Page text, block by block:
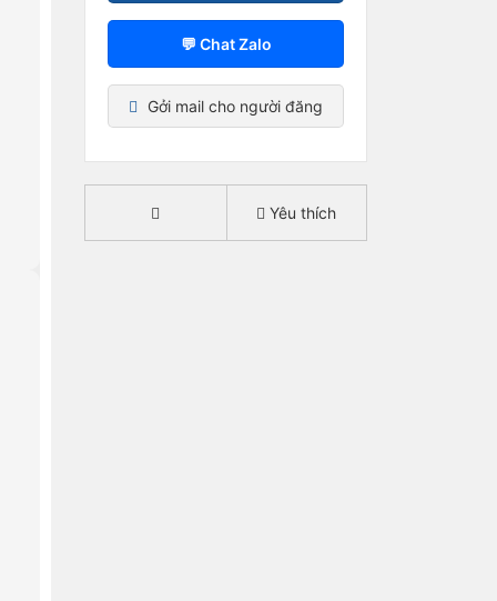
💬 Chat Zalo
Gởi mail cho người đăng
Yêu thích